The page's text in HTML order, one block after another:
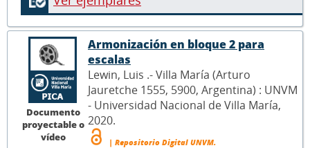
Documento
proyectable o
vídeo
Armonización en bloque 2 para
escalas
Lewin, Luis .- Villa María (Arturo
Jauretche 1555, 5900, Argentina) : UNVM
- Universidad Nacional de Villa María,
2020.
| Repositorio Digital UNVM.